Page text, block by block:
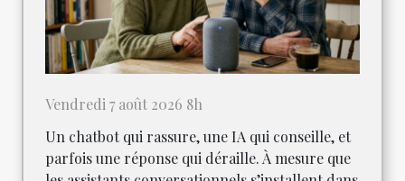
Vendredi 7 août 2026 8h
Un chatbot qui rassure, une IA qui conseille, et
parfois une réponse qui déraille. À mesure que